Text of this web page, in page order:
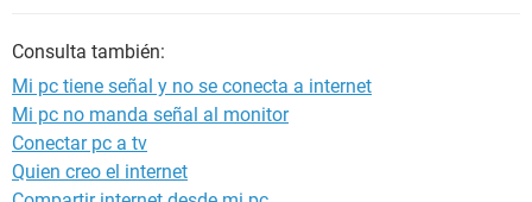
Consulta también:
Mi pc tiene señal y no se conecta a internet
Mi pc no manda señal al monitor
Conectar pc a tv
Quien creo el internet